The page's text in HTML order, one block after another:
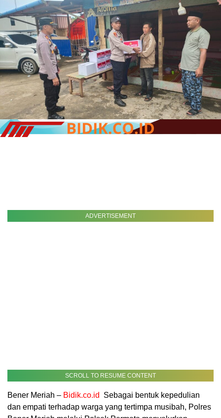
ADVERTISEMENT
SCROLL TO RESUME CONTENT
Bener Meriah – Bidik.co.id
Sebagai bentuk kepedulian
dan empati terhadap warga yang tertimpa musibah, Polres